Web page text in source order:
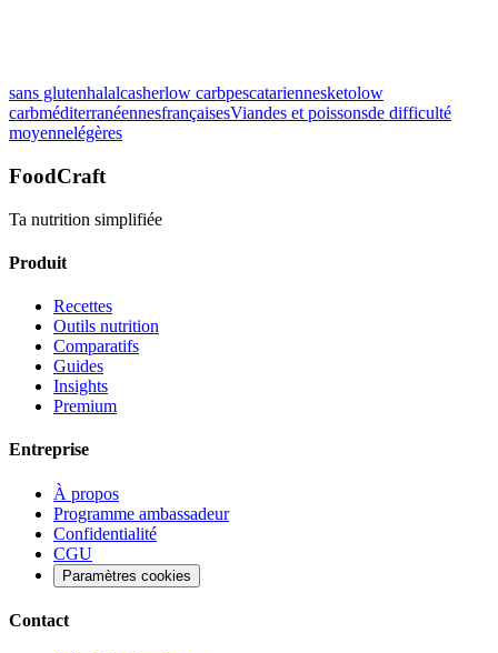
Voir le détail
sans glutenhalalcasherlow carbpescatariennesketolow
carbméditerranéennesfrançaisesViandes et poissonsde difficulté
moyennelégères
FoodCraft
Ta nutrition simplifiée
Produit
Recettes
Outils nutrition
Comparatifs
Guides
Insights
Premium
Entreprise
À propos
Programme ambassadeur
Confidentialité
CGU
Paramètres cookies
Contact